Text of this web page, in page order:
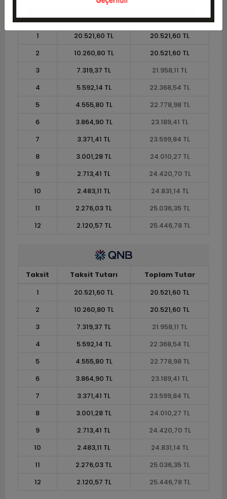
Taksit Taksit Tutarı
Toplam Tutar
1
20.521,60 TL
20.521,60 TL
2
10.260,80 TL
20.521,60 TL
3
7.319,37 TL
21.958,11 TL
4
5.592,14 TL
22.368,54 TL
5
4.555,80 TL
22.778,98 TL
6
3.864,90 TL
23.189,41 TL
7
3.371,41 TL
23.599,84 TL
8
3.001,28 TL
24.010,27 TL
9
2.713,41 TL
24.420,70 TL
10
2.483,11 TL
24.831,14 TL
11
2.276,03 TL
25.036,35 TL
12
2.120,57 TL 25.446,78 TL
Taksit Taksit Tutarı
Toplam Tutar
1
20.521,60 TL
20.521,60 TL
2
10.260,80 TL
20.521,60 TL
3
7.319,37 TL
21.958,11 TL
4
5.592,14 TL
22.368,54 TL
5
4.555,80 TL
22.778,98 TL
6
3.864,90 TL
23.189,41 TL
7
3.371,41 TL
23.599,84 TL
8
3.001,28 TL
24.010,27 TL
9
2.713,41 TL
24.420,70 TL
10
2.483,11 TL
24.831,14 TL
11
2.276,03 TL
25.036,35 TL
12
2.120,57 TL 25.446,78 TL